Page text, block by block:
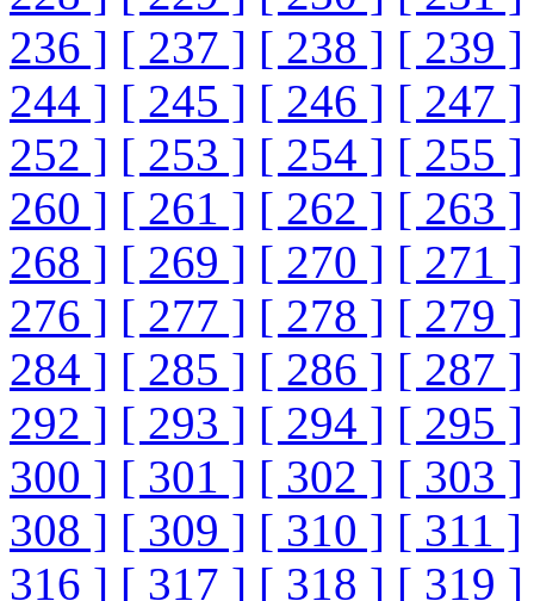
236 ] [ 237 ] [ 238 ] [ 239 ]
244 ] [ 245 ] [ 246 ] [ 247 ]
252 ] [ 253 ] [ 254 ] [ 255 ]
260 ] [ 261 ] [ 262 ] [ 263 ]
268 ] [ 269 ] [ 270 ] [ 271 ]
276 ] [ 277 ] [ 278 ] [ 279 ]
284 ] [ 285 ] [ 286 ] [ 287 ]
292 ] [ 293 ] [ 294 ] [ 295 ]
300 ] [ 301 ] [ 302 ] [ 303 ]
308 ] [ 309 ] [ 310 ] [ 311 ]
316 ] [ 317 ] [ 318 ] [ 319 ]